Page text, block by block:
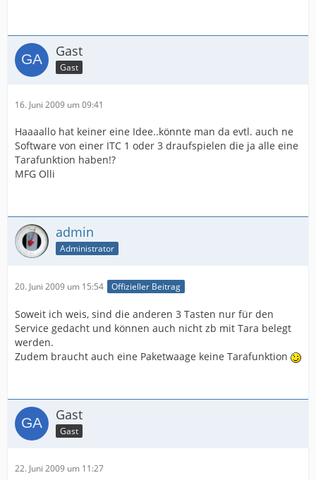
Gast
Gast
16. Juni 2009 um 09:41
Haaaallo hat keiner eine Idee..könnte man da evtl. auch ne
Software von einer ITC 1 oder 3 draufspielen die ja alle eine
Tarafunktion haben!?
MFG Olli
admin
Administrator
20. Juni 2009 um 15:54 Offizieller Beitrag
Soweit ich weis, sind die anderen 3 Tasten nur für den
Service gedacht und können auch nicht zb mit Tara belegt
werden.
Zudem braucht auch eine Paketwaage keine Tarafunktion
Gast
Gast
22. Juni 2009 um 11:27